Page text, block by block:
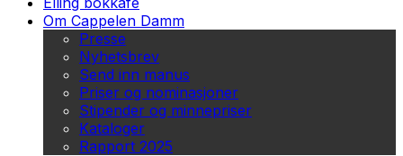
Om Cappelen Damm
Presse
Nyhetsbrev
Send inn manus
Priser og nominasjoner
Stipender og minnepriser
Kataloger
Rapport 2025